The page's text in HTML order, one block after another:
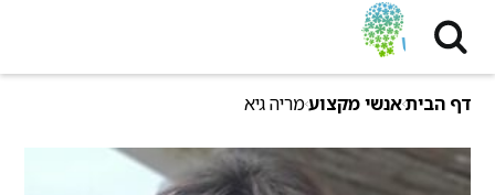
דף הביתאנשי מקצועמריה גיא